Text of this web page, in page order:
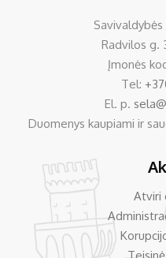
Radvilos g.
Įmonės
Tel:
El. p.
Duomenys kaupiami ir
Atviri